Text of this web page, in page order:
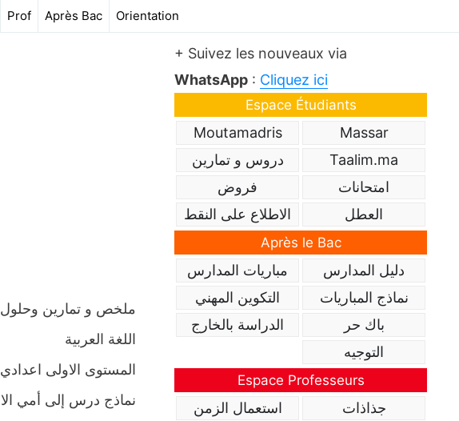
Prof Après Bac Orientation
اللغة العربية
المستوى الاولى
نماذج درس إلى أمي
+ Suivez les nouveaux via
WhatsApp : Cliquez ici
Espace Étudiants
Massar
Moutamadris
Taalim.ma
دروس و تمارين
امتحانات
فروض
العطل
الاطلاع على النقط
Après le Bac
دليل المدارس
مباريات المدارس
نماذج المباريات
التكوين المهني
باك حر
الدراسة بالخارج
التوجيه
Espace Professeurs
جذاذات
استعمال الزمن